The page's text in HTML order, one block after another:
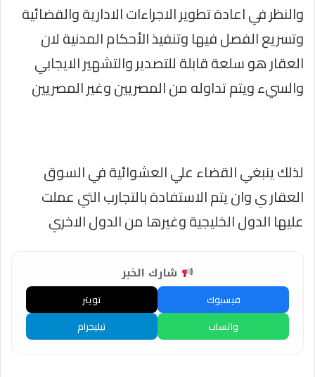
والنظر في اعادة تطوير الاجراءات الادارية والقضائية
وتسريع الفصل فيها وتنفيذ الأحكام المدنية لان
العقار هو سلعة قابلة للتصدير والتشهير الايجابي
والسيء ويتم تداوله من المصريين وغير المصريين
لذلك ينبغي القضاء علي العشوائية في السوق
العقار ي وان يتم الاستفادة بالتجارب التي عملت
عليها الدول الخليجية وغيرها من الدول الاخري
شارك الخبر
فيسبوك
تويتر
واتساب
تيليجرام